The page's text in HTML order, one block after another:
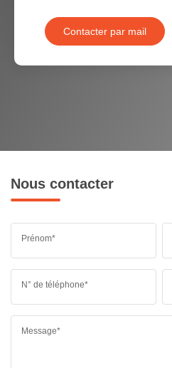
Contacter par mail
Nous contacter
Prénom*
N° de téléphone*
Message*